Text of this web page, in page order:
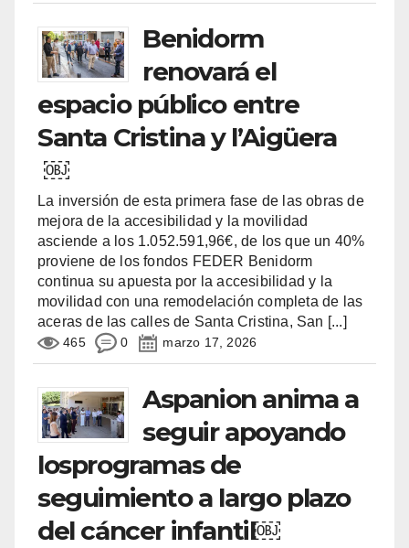
Benidorm
renovará el
espacio público entre
Santa Cristina y l’Aigüera
￼
La inversión de esta primera fase de las obras de
mejora de la accesibilidad y la movilidad
asciende a los 1.052.591,96€, de los que un 40%
proviene de los fondos FEDER Benidorm
continua su apuesta por la accesibilidad y la
movilidad con una remodelación completa de las
aceras de las calles de Santa Cristina, San [...]
465 0 marzo 17, 2026
Aspanion anima a
seguir apoyando
losprogramas de
seguimiento a largo plazo
del cáncer infantil￼